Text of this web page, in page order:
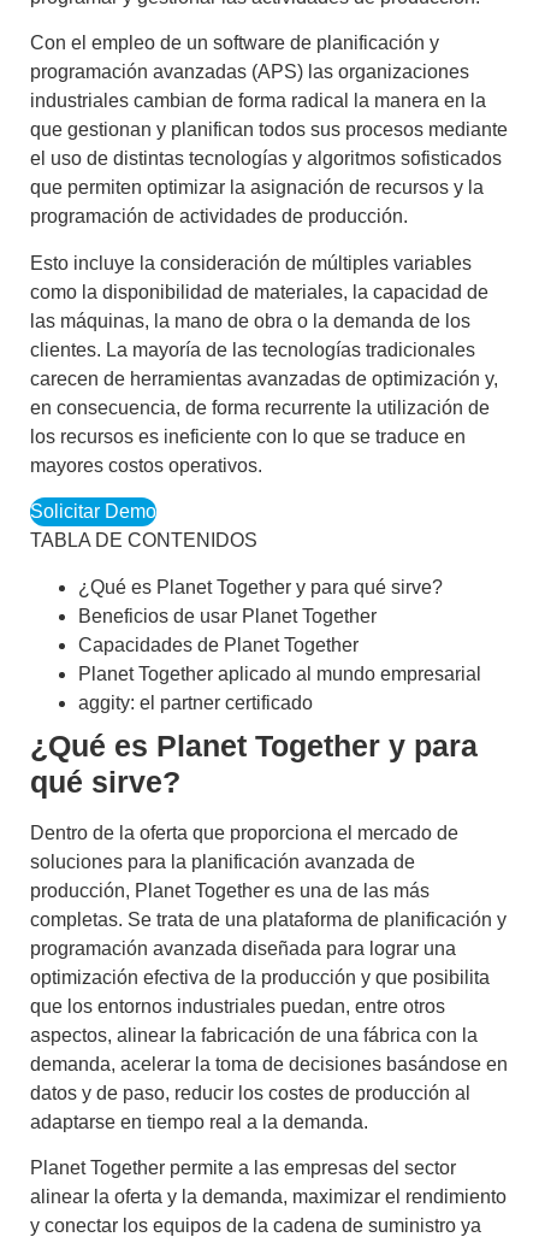
Con el empleo de un software de planificación y
programación avanzadas (APS) las organizaciones
industriales cambian de forma radical la manera en la
que gestionan y planifican todos sus procesos mediante
el uso de distintas tecnologías y algoritmos sofisticados
que permiten optimizar la asignación de recursos y la
programación de actividades de producción.
Esto incluye la consideración de múltiples variables
como la disponibilidad de materiales, la capacidad de
las máquinas, la mano de obra o la demanda de los
clientes. La mayoría de las tecnologías tradicionales
carecen de herramientas avanzadas de optimización y,
en consecuencia, de forma recurrente la utilización de
los recursos es ineficiente con lo que se traduce en
mayores costos operativos.
Solicitar Demo
TABLA DE CONTENIDOS
¿Qué es Planet Together y para qué sirve?
Beneficios de usar Planet Together
Capacidades de Planet Together
Planet Together aplicado al mundo empresarial
aggity: el partner certificado
¿Qué es Planet Together y para
qué sirve?
Dentro de la oferta que proporciona el mercado de
soluciones para la planificación avanzada de
producción, Planet Together es una de las más
completas. Se trata de una plataforma de planificación y
programación avanzada diseñada para lograr una
optimización efectiva de la producción y que posibilita
que los entornos industriales puedan, entre otros
aspectos, alinear la fabricación de una fábrica con la
demanda, acelerar la toma de decisiones basándose en
datos y de paso, reducir los costes de producción al
adaptarse en tiempo real a la demanda.
Planet Together permite a las empresas del sector
alinear la oferta y la demanda, maximizar el rendimiento
y conectar los equipos de la cadena de suministro ya